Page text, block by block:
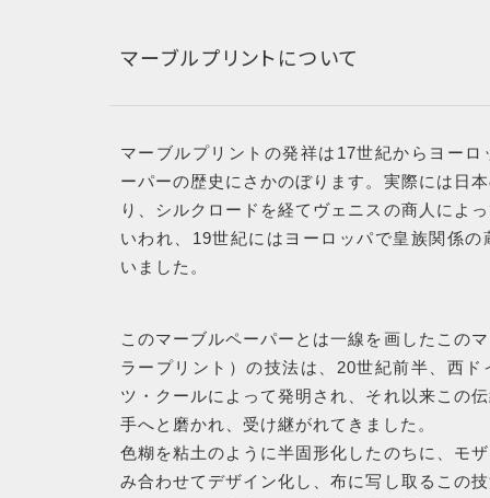
PRODUCTS
最近チェックした商品
SHOPPING
GUIDE
CONTACT
お問い合わせ
マーブルプリントについて
マーブルプリントの発祥は17世紀からヨー
ーパーの歴史にさかのぼります。実際には日
り、シルクロードを経てヴェニスの商人によ
いわれ、19世紀にはヨーロッパで皇族関係
いました。
このマーブルペーパーとは一線を画したこの
ラープリント）の技法は、20世紀前半、西
ツ・クールによって発明され、それ以来この
手へと磨かれ、受け継がれてきました。
色糊を粘土のように半固形化したのちに、モ
み合わせてデザイン化し、布に写し取るこの